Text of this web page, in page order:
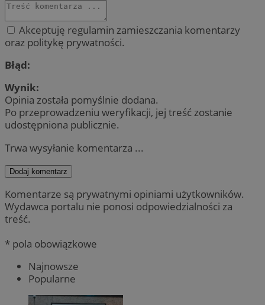
Akceptuję regulamin zamieszczania komentarzy
oraz politykę prywatności.
Błąd:
Wynik:
Opinia została pomyślnie dodana.
Po przeprowadzeniu weryfikacji, jej treść zostanie
udostępniona publicznie.
Trwa wysyłanie komentarza ...
Dodaj komentarz
Komentarze są prywatnymi opiniami użytkowników.
Wydawca portalu nie ponosi odpowiedzialności za
treść.
* pola obowiązkowe
Najnowsze
Popularne